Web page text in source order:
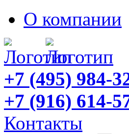
О компании
+7 (495) 984-
+7 (916) 614-
Контакты